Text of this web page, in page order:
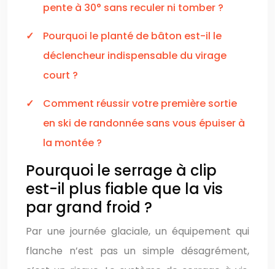
pente à 30° sans reculer ni tomber ?
Pourquoi le planté de bâton est-il le
déclencheur indispensable du virage
court ?
Comment réussir votre première sortie
en ski de randonnée sans vous épuiser à
la montée ?
Pourquoi le serrage à clip
est-il plus fiable que la vis
par grand froid ?
Par une journée glaciale, un équipement qui
flanche n’est pas un simple désagrément,